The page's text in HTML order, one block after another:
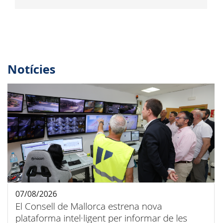
Notícies
El Consell de Mallorca estrena nova
plataforma intel·ligent per informar de les
07/08/2026